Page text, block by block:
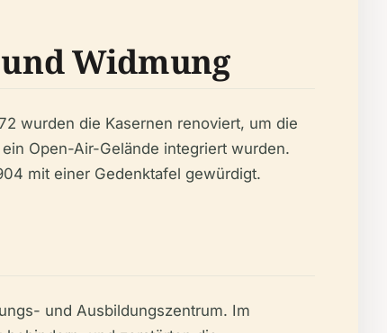
Widmung
wurden die Kasernen renoviert, um die
Open-Air-Gelände integriert wurden.
mit einer Gedenktafel gewürdigt.
und Ausbildungszentrum. Im